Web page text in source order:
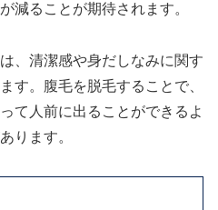
減ることが期待されます。
、清潔感や身だしなみに関す
す。腹毛を脱毛することで、
て人前に出ることができるよ
ります。